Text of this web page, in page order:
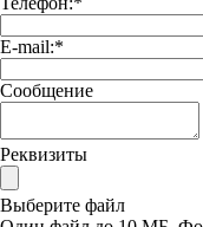
E-mail:*
Сообщение
Реквизиты
Выберите файл